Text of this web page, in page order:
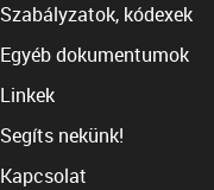
Szabályzatok, kódexek
Egyéb dokumentumok
Linkek
Segíts nekünk!
Kapcsolat